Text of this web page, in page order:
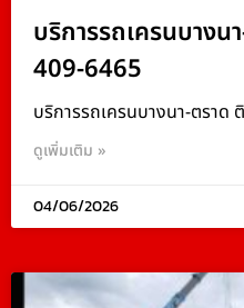
บริการรถเครนบางน
409-6465
บริการรถเครนบางนา-ตราด
ดูเพิ่มเติม »
04/06/2026